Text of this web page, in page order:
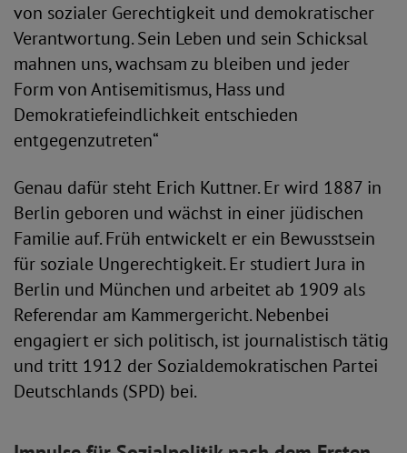
von sozialer Gerechtigkeit und demokratischer
Verantwortung. Sein Leben und sein Schicksal
mahnen uns, wachsam zu bleiben und jeder
Form von Antisemitismus, Hass und
Demokratiefeindlichkeit entschieden
entgegenzutreten“
Genau dafür steht Erich Kuttner. Er wird 1887 in
Berlin geboren und wächst in einer jüdischen
Familie auf. Früh entwickelt er ein Bewusstsein
für soziale Ungerechtigkeit. Er studiert Jura in
Berlin und München und arbeitet ab 1909 als
Referendar am Kammergericht. Nebenbei
engagiert er sich politisch, ist journalistisch tätig
und tritt 1912 der Sozialdemokratischen Partei
Deutschlands (SPD) bei.